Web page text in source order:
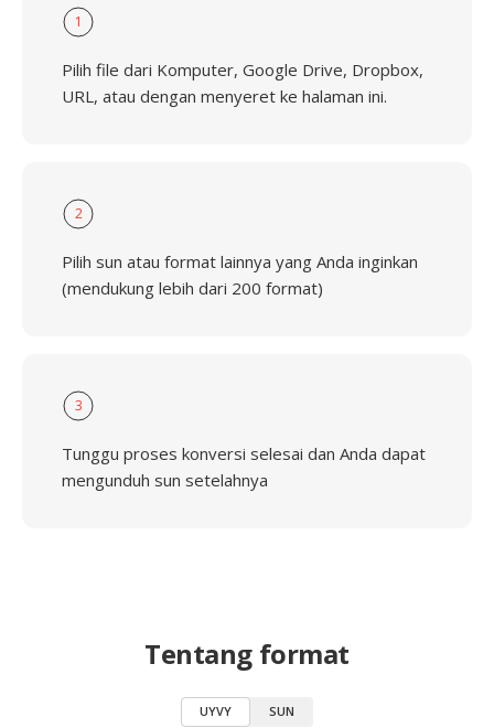
1
Pilih file dari Komputer, Google Drive, Dropbox,
URL, atau dengan menyeret ke halaman ini.
2
Pilih sun atau format lainnya yang Anda inginkan
(mendukung lebih dari 200 format)
3
Tunggu proses konversi selesai dan Anda dapat
mengunduh sun setelahnya
Tentang format
UYVY SUN